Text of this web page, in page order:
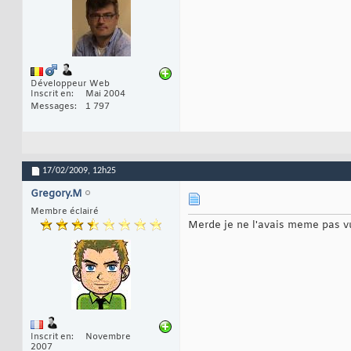
Développeur Web
Inscrit en
Mai 2004
Messages
1 797
17/02/2009, 12h25
Gregory.M
Membre éclairé
Inscrit en
Novembre
2007
Merde je ne l'avais meme pas